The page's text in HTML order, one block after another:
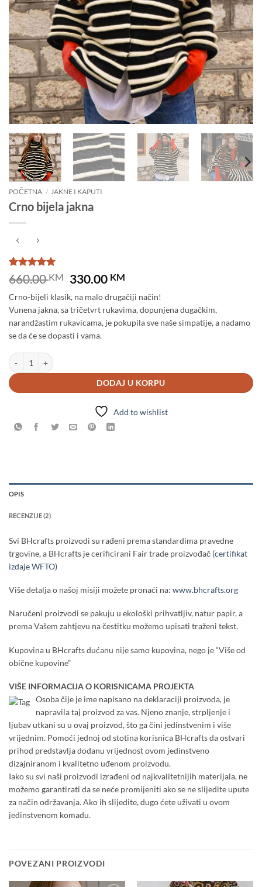
POČETNA / JAKNE I KAPUTI
Crno bijela jakna
Korisničke
ocjene:5
od ukupno
2
korisnika)
660.00KM
Original
was:
660.00 KM.
330.00 KM
is:
330.00 KM.
Crno-bijeli klasik, na malo drugačiji način!
Vunena jakna, sa tričetvrt rukavima, dopunjena dugačkim,
narandžastim rukavicama, je pokupila sve naše simpatije, a nadamo
se da će se dopasti i vama.
Crno bijela jakna količina
DODAJ U KORPU
Add to wishlist
OPIS
RECENZIJE (2)
Svi BHcrafts proizvodi su rađeni prema standardima pravedne
trgovine, a BHcrafts je cerificirani Fair trade proizvođač (certifikat
izdaje WFTO)
Više detalja o našoj misiji možete pronaći na: www.bhcrafts.org
Naručeni proizvodi se pakuju u ekološki prihvatljiv, natur papir, a
prema Vašem zahtjevu na čestitku možemo upisati traženi tekst.
Kupovina u BHcrafts dućanu nije samo kupovina, nego je “Više od
obične kupovine”
VIŠE INFORMACIJA O KORISNICAMA PROJEKTA
Osoba čije je ime napisano na deklaraciji proizvoda, je
napravila taj proizvod za vas. Njeno znanje, strpljenje i
ljubav utkani su u ovaj proizvod, što ga čini jedinstvenim i više
vrijednim. Pomoći jednoj od stotina korisnica BHcrafts da ostvari
prihod predstavlja dodanu vrijednost ovom jedinstveno
dizajniranom i kvalitetno uđenom proizvodu.
Iako su svi naši proizvodi izrađeni od najkvalitetnijih materijala, ne
možemo garantirati da se neće promijeniti ako se ne slijedite upute
za način održavanja. Ako ih slijedite, dugo ćete uživati u ovom
jedinstvenom komadu.
POVEZANI PROIZVODI